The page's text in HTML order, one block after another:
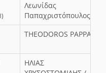
Λεωνίδας
Παπαχριστόπουλος
THEODOROS PAPPAS
ΗΛΙΑΣ